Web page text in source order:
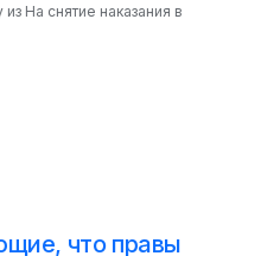
На снятие наказания в
что правы